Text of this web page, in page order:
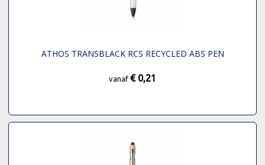
ATHOS TRANSBLACK RCS RECYCLED ABS PEN
vanaf € 0,21